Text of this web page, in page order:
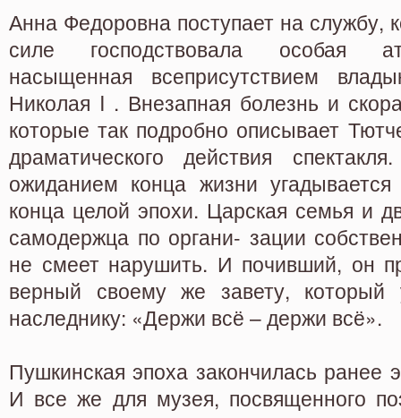
Анна Федоровна поступает на службу,
силе господствовала особая
насыщенная всеприсутствием
Николая I . Внезапная болезнь и
которые так подробно описывает
драматического действия
ожиданием конца жизни
конца целой эпохи. Царская семья и
самодержца по органи- зации
не смеет нарушить. И почивший, он
верный своему же завету, который
наследнику: «Держи всё – держи всё».
Пушкинская эпоха закончилась ранее
И все же для музея, посвященного